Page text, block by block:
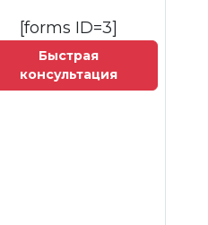
[forms ID=3]
Быстрая
консультация